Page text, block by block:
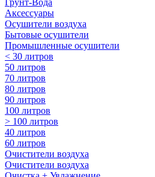
Грунт-Вода
Аксессуары
Осушители воздуха
Бытовые осушители
Промышленные осушители
< 30 литров
50 литров
70 литров
80 литров
90 литров
100 литров
> 100 литров
40 литров
60 литров
Очистители воздуха
Очистители воздуха